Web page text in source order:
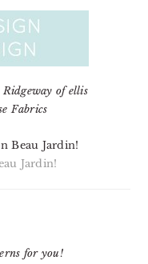
Beau Jardin!
Jardin!
for you!